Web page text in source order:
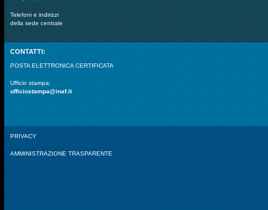
Telefoni e indirizzi
della sede centrale
CONTATTI:
POSTA ELETTRONICA CERTIFICATA
Ufficio stampa:
ufficiostampa@inaf.it
PRIVACY
AMMINISTRAZIONE TRASPARENTE